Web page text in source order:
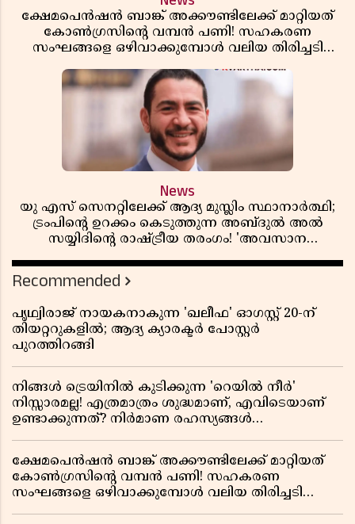
ക്ഷേമപെൻഷൻ ബാങ്ക് അക്കൗണ്ടിലേക്ക് മാറ്റിയത്
കോൺഗ്രസിന്റെ വമ്പൻ പണി! സഹകരണ
സംഘങ്ങളെ ഒഴിവാക്കുമ്പോൾ വലിയ തിരിച്ചടി
News
യു എസ് സെനറ്റിലേക്ക് ആദ്യ മുസ്ലിം സ്ഥാനാർത്ഥി;
ട്രംപിന്റെ ഉറക്കം കെടുത്തുന്ന അബ്ദുൽ അൽ
സയ്യിദിന്റെ രാഷ്ട്രീയ തരംഗം! 'അവസാന
Recommended
പൃഥ്വിരാജ് നായകനാകുന്ന 'ഖലീഫ' ഓഗസ്റ്റ് 20-ന്
തിയറ്ററുകളിൽ; ആദ്യ ക്യാരക്ടർ പോസ്റ്റർ
പുറത്തിറങ്ങി
നിങ്ങൾ ട്രെയിനിൽ കുടിക്കുന്ന 'റെയിൽ നീർ'
നിസ്സാരമല്ല! എത്രമാത്രം ശുദ്ധമാണ്, എവിടെയാണ്
ഉണ്ടാക്കുന്നത്? നിർമാണ രഹസ്യങ്ങൾ
ക്ഷേമപെൻഷൻ ബാങ്ക് അക്കൗണ്ടിലേക്ക് മാറ്റിയത്
കോൺഗ്രസിന്റെ വമ്പൻ പണി! സഹകരണ
സംഘങ്ങളെ ഒഴിവാക്കുമ്പോൾ വലിയ തിരിച്ചടി